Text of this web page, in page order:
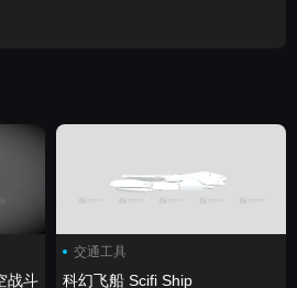
战斗
交通工具
科幻飞船 Scifi Ship